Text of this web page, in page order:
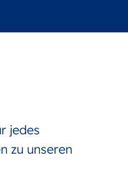
jedes
zu unseren